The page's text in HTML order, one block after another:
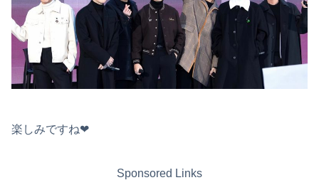
楽しみですね❤︎
Sponsored Links